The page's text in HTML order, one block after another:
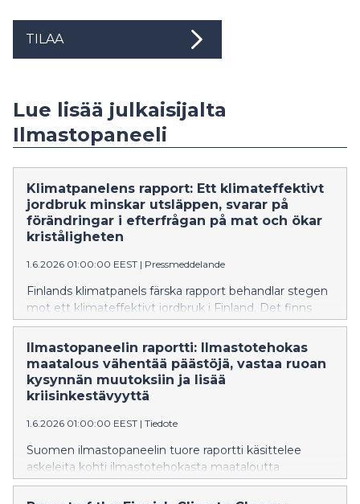
TILAA
Lue lisää julkaisijalta
Ilmastopaneeli
Klimatpanelens rapport: Ett klimateffektivt
jordbruk minskar utsläppen, svarar på
förändringar i efterfrågan på mat och ökar
kriståligheten
1.6.2026 01:00:00 EEST | Pressmeddelande
Finlands klimatpanels färska rapport behandlar stegen
mot ett klimateffektivt jordbruk i Finland. Det finns
flera effektiva metoder för att minska utsläppen från
matproduktionen som tar i beaktande
självförsörjningen, försörjningsberedskapen och
anpassningen till klimatförändringen.
Ilmastopaneelin raportti: Ilmastotehokas
maatalous vähentää päästöjä, vastaa ruoan
kysynnän muutoksiin ja lisää
kriisinkestävyyttä
1.6.2026 01:00:00 EEST | Tiedote
Suomen ilmastopaneelin tuore raportti käsittelee
askeleita kohti ilmastotehokasta maataloutta
Suomessa. Ruoantuotannon päästöjen
vähentämiseen on useita vaikuttavia keinoja, jotka